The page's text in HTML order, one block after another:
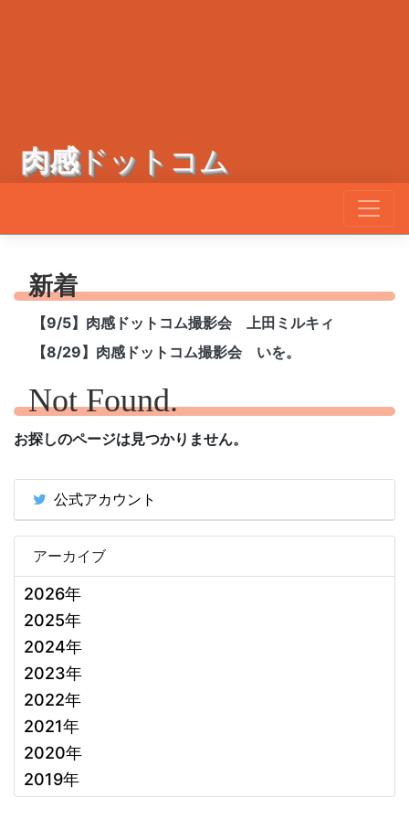
肉感ドットコム
新着
【9/5】肉感ドットコム撮影会 上田ミルキィ
【8/29】肉感ドットコム撮影会 いを。
Not Found.
お探しのページは見つかりません。
公式アカウント
アーカイブ
2026年
2025年
2024年
2023年
2022年
2021年
2020年
2019年